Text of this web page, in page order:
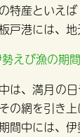
特産といえば
戸港には、
勢えび漁の期
は、満月の
の網を引き上
間中には、